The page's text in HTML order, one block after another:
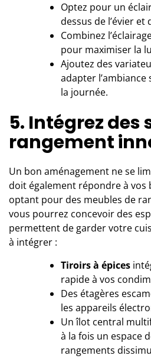
Optez pour un
dessus de l’évier et
Combinez
pour maximiser la
Ajoutez des
adapter
la journée.
5. Intégrez des
rangement
Un bon aménagement ne se
doit également répondre à vos
optant pour des meubles de
vous pourrez concevoir des
permettent de garder votre
à intégrer :
Tiroirs à épices
rapide à vos
Des étagères
les appareils
Un îlot central
à la fois un espace
rangements